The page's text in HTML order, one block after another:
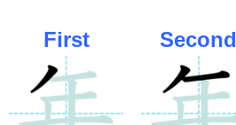
First Second